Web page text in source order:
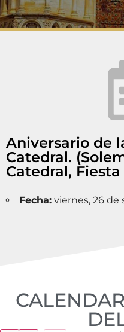
Aniversario de
Catedral.
Catedral,
Fecha: viernes, 26